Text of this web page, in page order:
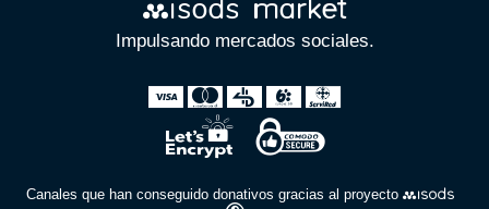
Impulsando mercados sociales.
Canales que han conseguido donativos gracias al proyecto